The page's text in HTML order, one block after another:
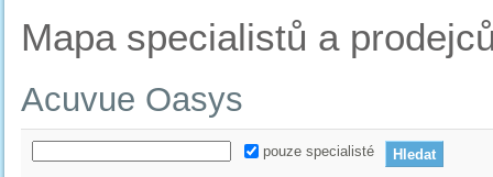
Mapa specialistů a
Acuvue Oasys
pouze specialisté